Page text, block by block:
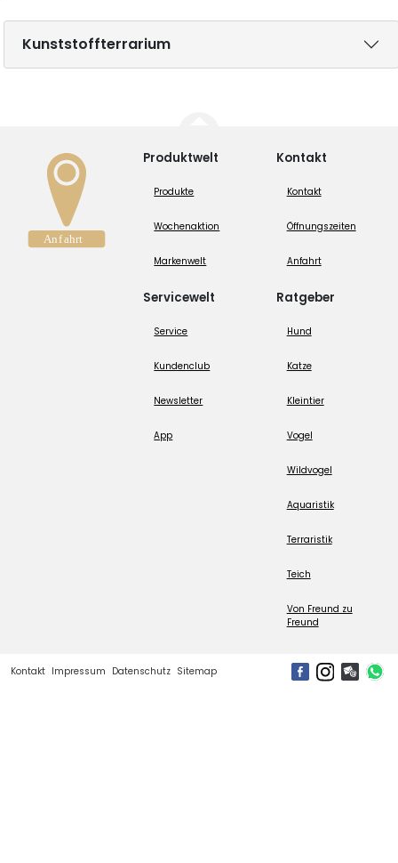
Kunststoffterrarium
Produktwelt
Produkte
Wochenaktion
Markenwelt
Servicewelt
Service
Kundenclub
Newsletter
App
Kontakt
Kontakt
Öffnungszeiten
Anfahrt
Ratgeber
Hund
Katze
Kleintier
Vogel
Wildvogel
Aquaristik
Terraristik
Teich
Von Freund zu
Freund
Kontakt Impressum Datenschutz Sitemap